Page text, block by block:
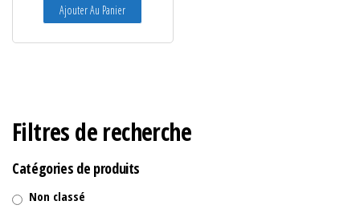
Ajouter Au Panier
Filtres de recherche
Catégories de produits
Non classé